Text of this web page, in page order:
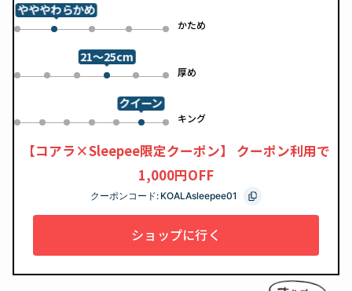
0 1
やややわらかめ
2 3 かため
4
0 1 2 3
21～25cm
4 厚め
5
0 1 2 3 4 5
クイーン
キング
6
【コアラ×Sleepee限定クーポン】 クーポン利用で
1,000円OFF
クーポンコード: KOALAsleepee01
ショップに行く